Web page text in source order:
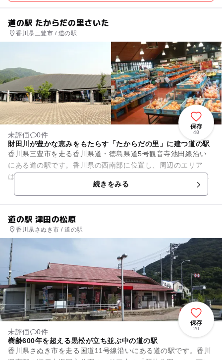
道の駅 たからだの里さいた
香川県三豊市 / 道の駅
保存
48
未評価
0件
財田川が豊かな恵みをもたらす「たからだの里」に建つ道の駅
香川県三豊市を走る香川県道・徳島県道5号観音寺池田線沿い
にある道の駅です。香川県の西南部に位置し、周辺のエリア
は、古くから財田川が豊かな恵みをもたらす「たからだの里」
と呼ばれてきました。敷地内に...
続きをみる
道の駅 津田の松原
香川県さぬき市 / 道の駅
保存
20
未評価
0件
樹齢600年を超える黒松が立ち並ぶ中の道の駅
香川県さぬき市を走る国道11号線沿いにある道の駅です。香川